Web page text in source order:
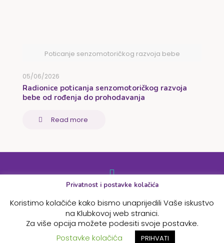
Poticanje senzomotoričkog razvoja bebe
05/06/2026
Radionice poticanja senzomotoričkog razvoja
bebe od rođenja do prohodavanja
Read more
Powered byWordPress
Privatnost i postavke kolačića
Koristimo kolačiće kako bismo unaprijedili Vaše iskustvo
na Klubkovoj web stranici.
Za više opcija možete podesiti svoje postavke.
Postavke kolačića
PRIHVATI